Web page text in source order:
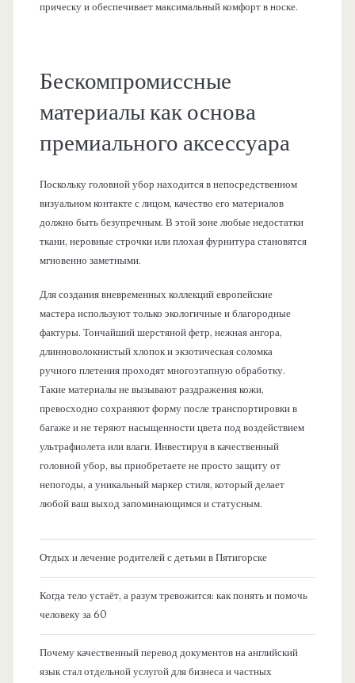
прическу и обеспечивает максимальный комфорт в носке.
Бескомпромиссные
материалы как основа
премиального аксессуара
Поскольку головной убор находится в непосредственном
визуальном контакте с лицом, качество его материалов
должно быть безупречным. В этой зоне любые недостатки
ткани, неровные строчки или плохая фурнитура становятся
мгновенно заметными.
Для создания вневременных коллекций европейские
мастера используют только экологичные и благородные
фактуры. Тончайший шерстяной фетр, нежная ангора,
длинноволокнистый хлопок и экзотическая соломка
ручного плетения проходят многоэтапную обработку.
Такие материалы не вызывают раздражения кожи,
превосходно сохраняют форму после транспортировки в
багаже и не теряют насыщенности цвета под воздействием
ультрафиолета или влаги. Инвестируя в качественный
головной убор, вы приобретаете не просто защиту от
непогоды, а уникальный маркер стиля, который делает
любой ваш выход запоминающимся и статусным.
Отдых и лечение родителей с детьми в Пятигорске
Когда тело устаёт, а разум тревожится: как понять и помочь
человеку за 60
Почему качественный перевод документов на английский
язык стал отдельной услугой для бизнеса и частных